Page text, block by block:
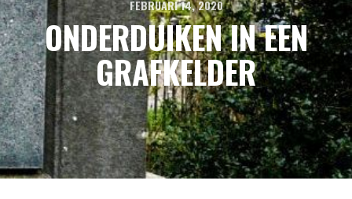
FEBRUARI 14, 2020
ONDERDUIKEN IN EEN
GRAFKELDER